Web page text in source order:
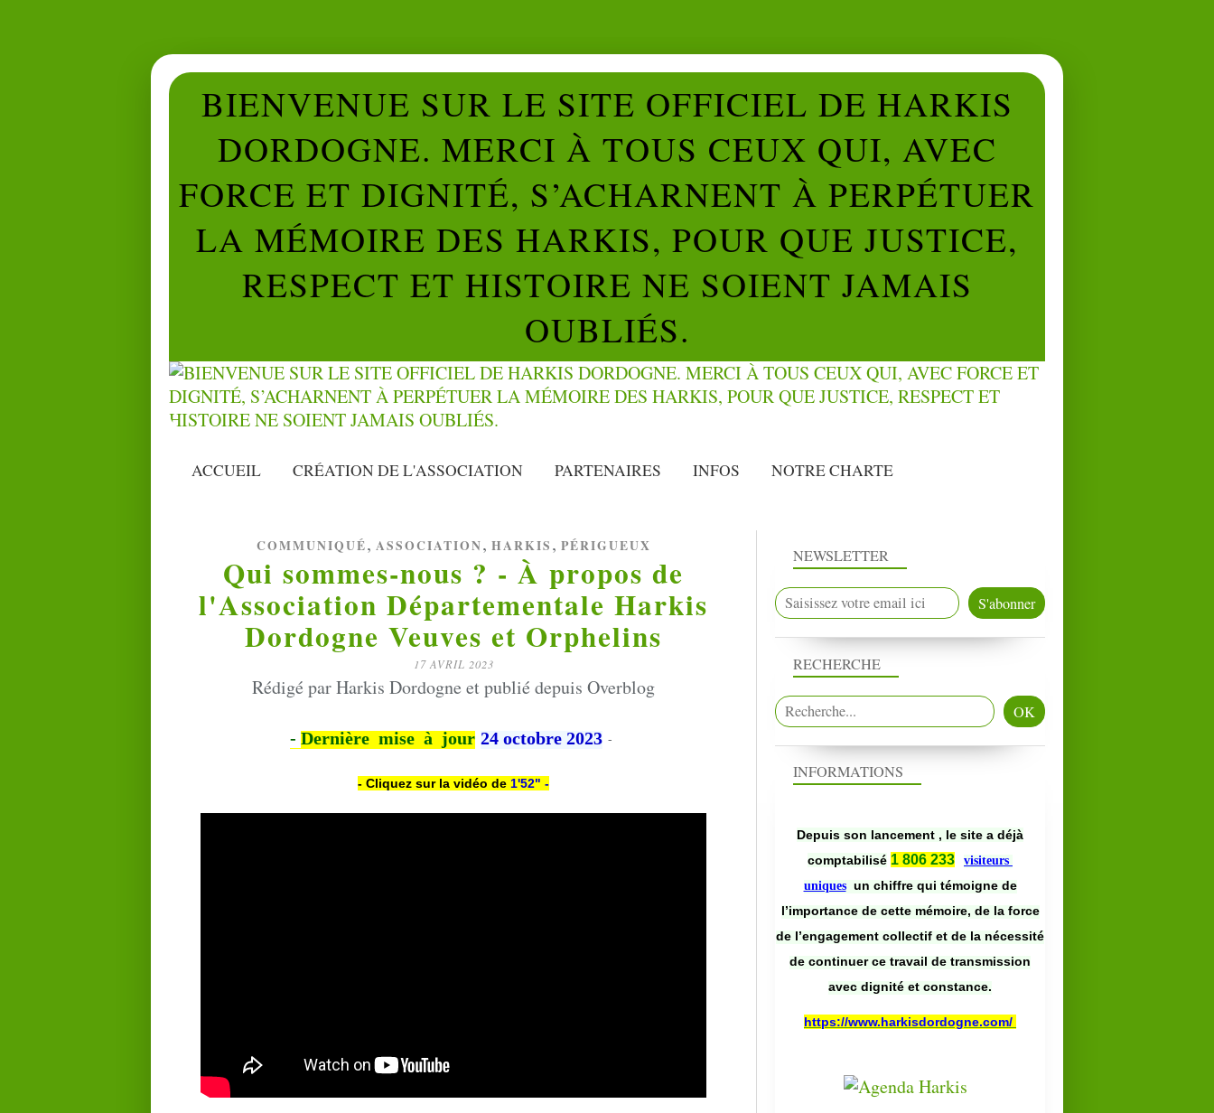
BIENVENUE SUR LE SITE OFFICIEL DE HARKIS
DORDOGNE. MERCI À TOUS CEUX QUI, AVEC
FORCE ET DIGNITÉ, S’ACHARNENT À PERPÉTUER
LA MÉMOIRE DES HARKIS, POUR QUE JUSTICE,
RESPECT ET HISTOIRE NE SOIENT JAMAIS
OUBLIÉS.
ACCUEIL CRÉATION DE L'ASSOCIATION PARTENAIRES INFOS NOTRE CHARTE
COMMUNIQUÉ, ASSOCIATION, HARKIS , PÉRIGUEUX
Qui sommes-nous ? - À propos de
l'Association Départementale Harkis
Dordogne Veuves et Orphelins
17 AVRIL 2023
Rédigé par Harkis Dordogne et publié depuis Overblog
- Dernière mise à jour 24 octobre 2023-
- Cliquez sur la vidéo de 1'52" -
NEWSLETTER
RECHERCHE
INFORMATIONS
Depuis son lancement , le site a déjà
comptabilisé 1 806 233
visiteurs
uniques un chiffre qui témoigne de
l’importance de cette mémoire, de la force
de l’engagement collectif et de la nécessité
de continuer ce travail de transmission
avec dignité et constance.
https://www.harkisdordogne.com/